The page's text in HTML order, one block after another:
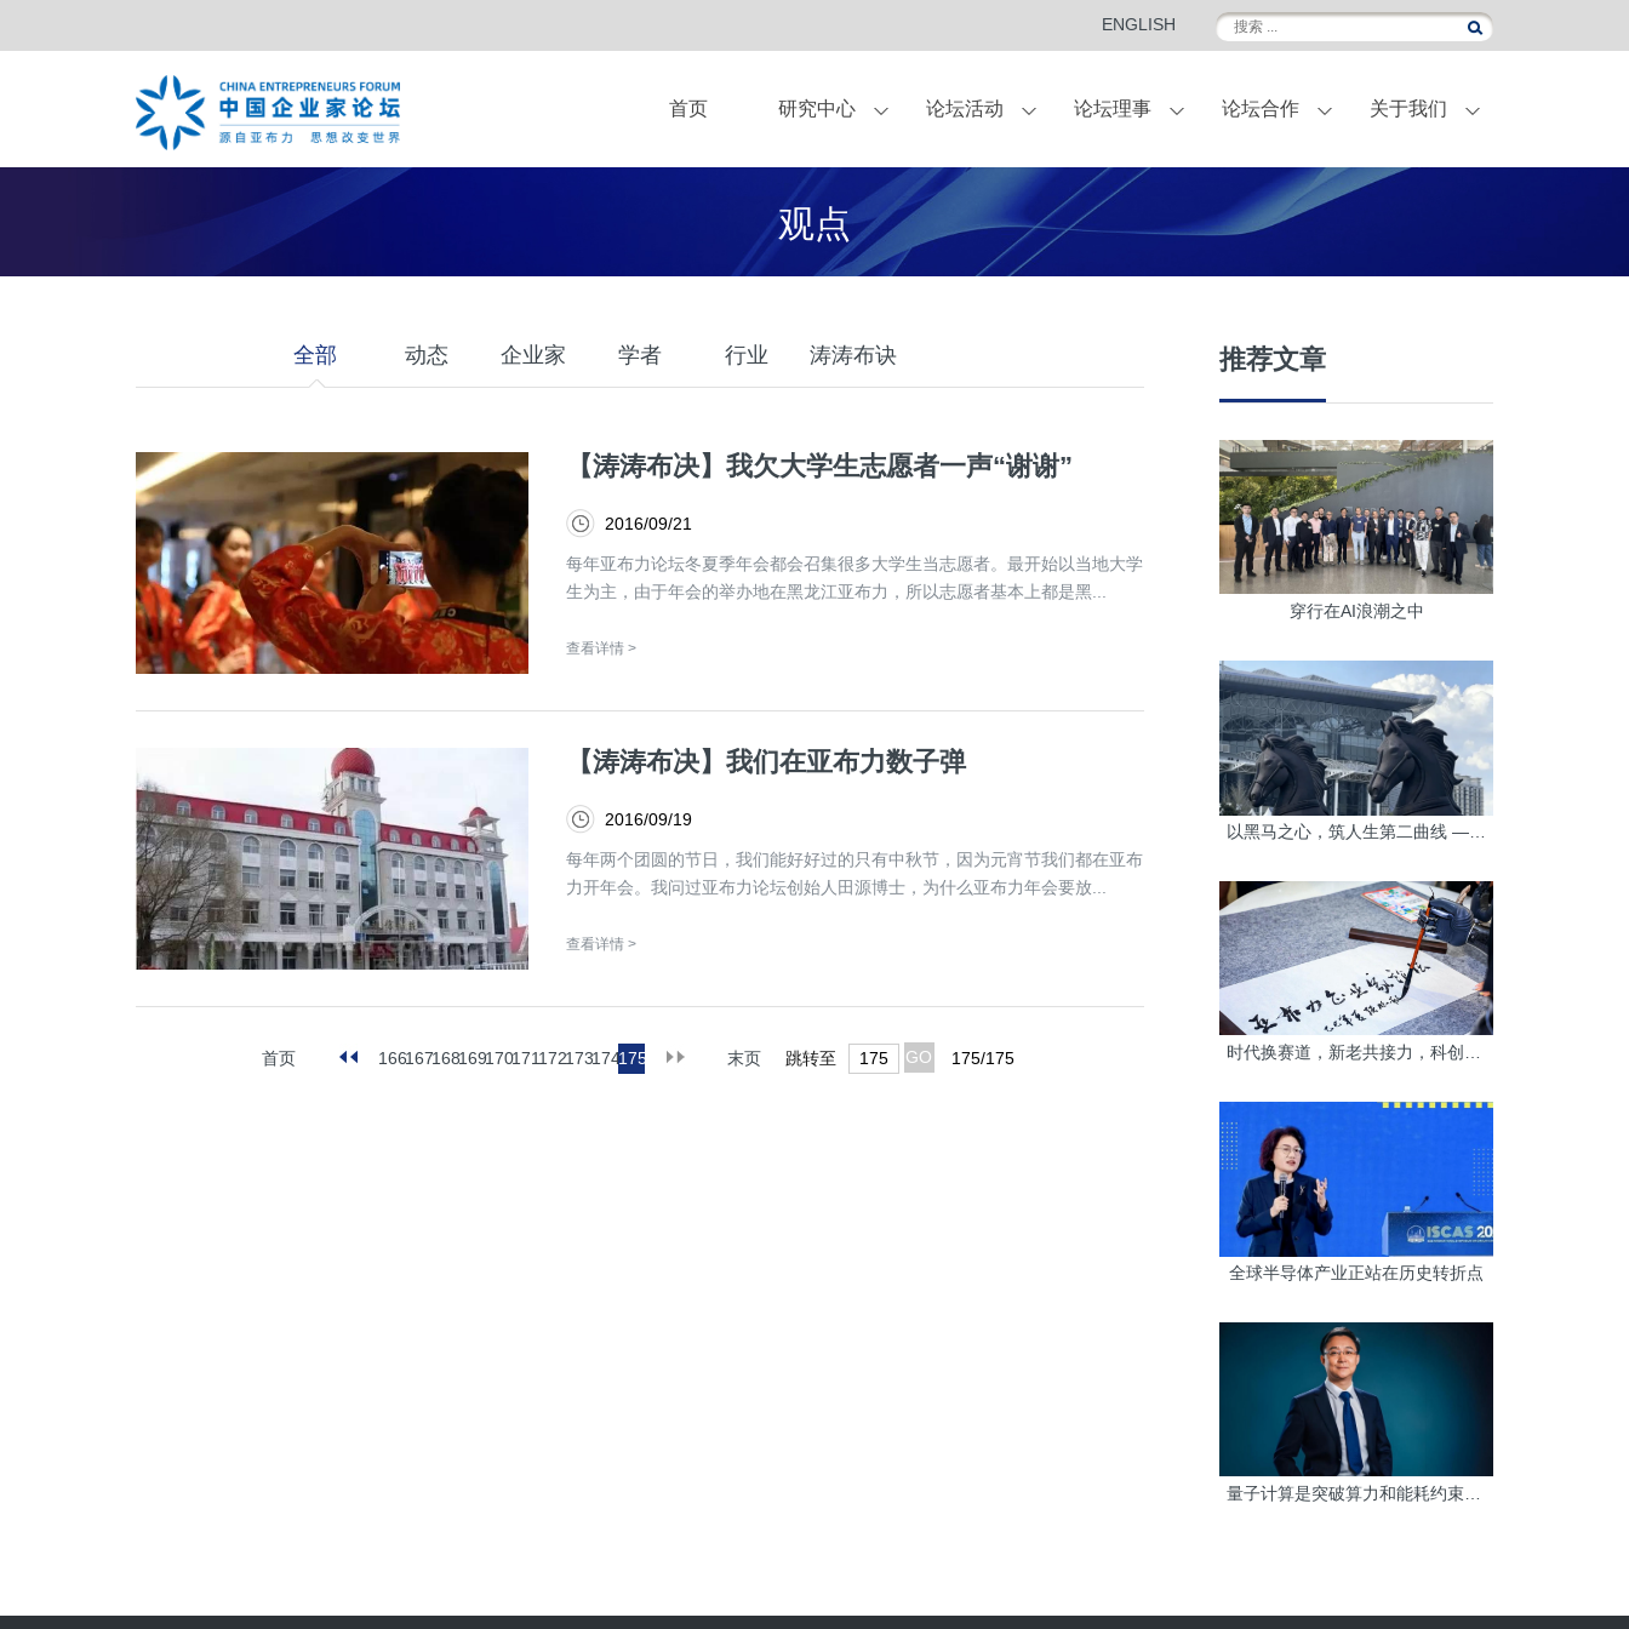
ENGLISH
首页 研究中心
书籍
论坛活动
夏季年会 青年论坛 CEO研讨会 外滩金融峰会 国际访问
论坛理事
亚布力论坛理事
论坛合作
战略合作伙伴 独家显示方案合作商 企业家健康守护伙伴 联名定制葡萄酒
合作伙伴-会员 合作申请
关于我们
亚布力企业家论坛永久会址
观点
全部 动态 企业家 学者 行业 涛涛布诀
【涛涛布决】我欠大学生志愿者一声“谢谢”
2016/09/21
每年亚布力论坛冬夏季年会都会召集很多大学生当志愿者。最开始以当地大学
生为主，由于年会的举办地在黑龙江亚布力，所以志愿者基本上都是黑...
查看详情 >
【涛涛布决】我们在亚布力数子弹
2016/09/19
每年两个团圆的节日，我们能好好过的只有中秋节，因为元宵节我们都在亚布
力开年会。我问过亚布力论坛创始人田源博士，为什么亚布力年会要放...
查看详情 >
首页 166167168169170171172173174175 末页 跳转至 GO 175/175
推荐文章
穿行在AI浪潮之中
以黑马之心，筑人生第二曲线 ——永不屈服，便是人间答案
全球半导体产业正站在历史转折点
量子计算是突破算力和能耗约束的可行路径